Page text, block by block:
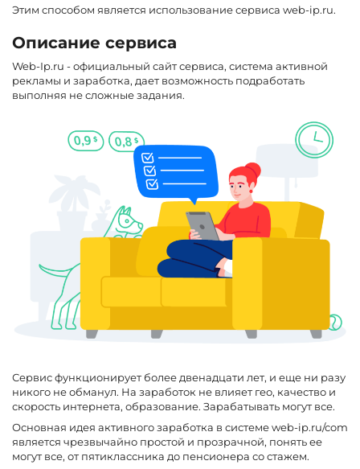
Этим способом является использование сервиса web-ip.ru.
Описание сервиса
Web-Ip.ru - официальный сайт сервиса, система активной
рекламы и заработка, дает возможность подработать
выполняя не сложные задания.
Сервис функционирует более двенадцати лет, и еще ни разу
никого не обманул. На заработок не влияет гео, качество и
скорость интернета, образование. Зарабатывать могут все.
Основная идея активного заработка в системе web-ip.ru/com
является чрезвычайно простой и прозрачной, понять ее
могут все, от пятиклассника до пенсионера со стажем.